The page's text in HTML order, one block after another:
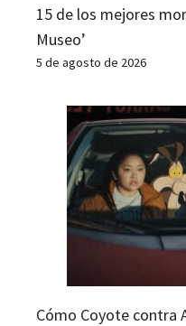
15 de los mejores
Museo’
5 de agosto de 2026
Cómo Coyote contra